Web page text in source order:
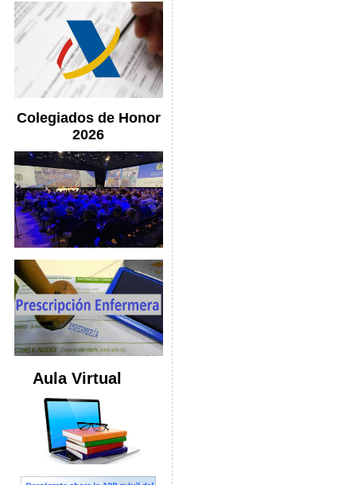
Colegiados de Honor
2026
Aula Virtual